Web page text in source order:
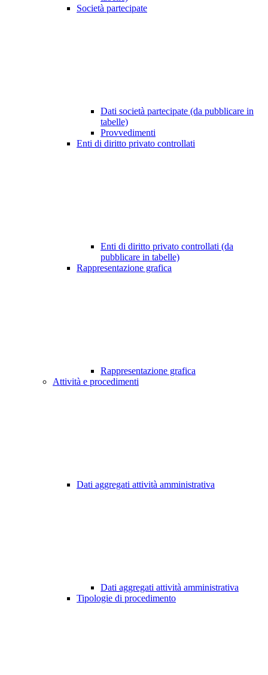
Società partecipate
Dati società partecipate (da pubblicare in
tabelle)
Provvedimenti
Enti di diritto privato controllati
Enti di diritto privato controllati (da
pubblicare in tabelle)
Rappresentazione grafica
Rappresentazione grafica
Attività e procedimenti
Dati aggregati attività amministrativa
Dati aggregati attività amministrativa
Tipologie di procedimento